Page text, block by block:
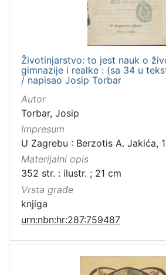
Životinjarstvo: to jest nauk o
gimnazije i realke : (sa 34 u
/ napisao Josip Torbar
Autor
Torbar, Josip
Impresum
U Zagrebu : Berzotis A. Jakića,
Materijalni opis
352 str. : ilustr. ; 21 cm
Vrsta građe
knjiga
urn:nbn:hr:287:759487